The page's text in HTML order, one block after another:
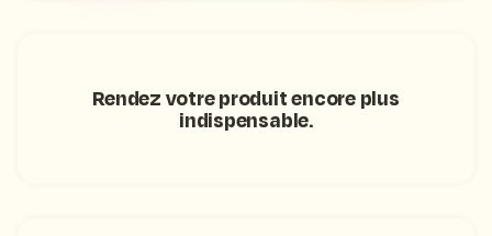
Rendez votre produit encore plus
indispensable.